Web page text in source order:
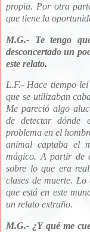
propia. Por otra
que tiene la
M.G.- Te tengo
desconcertado un
este relato.
L.F.- Hace tiempo
que se utilizaban
Me pareció algo
de detectar dónde
problema en el
animal captaba el
mágico. A partir de
sobre lo que era
clases de muerte.
que está en este
un relato extraño.
M.G.- ¿Y qué me